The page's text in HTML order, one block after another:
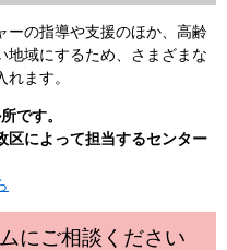
ーの指導や支援のほか、高齢
地域にするため、さまざまな
ます。
です。
区によって担当するセンター
にご相談ください